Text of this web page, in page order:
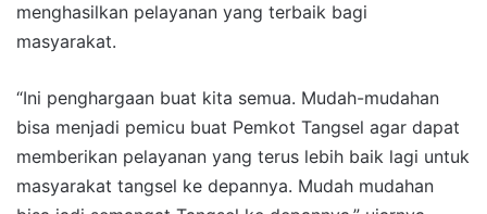
menghasilkan pelayanan yang terbaik bagi
masyarakat.
“Ini penghargaan buat kita semua. Mudah-mudahan
bisa menjadi pemicu buat Pemkot Tangsel agar dapat
memberikan pelayanan yang terus lebih baik lagi untuk
masyarakat tangsel ke depannya. Mudah mudahan